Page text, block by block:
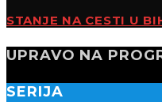
STANJE NA CESTI U
UPRAVO NA
SERIJA